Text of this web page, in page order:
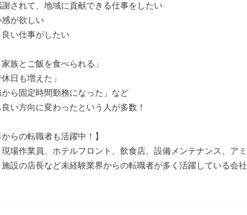
謝されて、地域に貢献できる仕事をしたい
感が欲しい
良い仕事がしたい
家族とご飯を食べられる」
日も増えた」
から固定時間勤務になった」など
い方向に変わったという人が多数！
からの転職者も活躍中！】
場作業員、ホテルフロント、飲食店、設備メンテナンス、アミ
施設の店長など未経験業界からの転職者が多く活躍している会社